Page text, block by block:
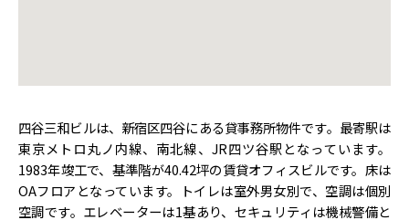
四谷三和ビルは、新宿区四谷にある貸事務所物件です。最寄駅は
東京メトロ丸ノ内線、南北線、JR四ツ谷駅となっています。
1983年竣工で、基準階が40.42坪の賃貸オフィスビルです。床は
OAフロアとなっています。トイレは室外男女別で、空調は個別
空調です。エレベーターは1基あり、セキュリティは機械警備と